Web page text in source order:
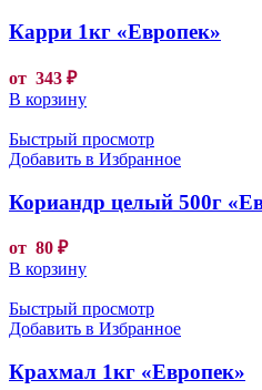
Карри 1кг «Европек»
от 343 ₽
В корзину
Быстрый просмотр
Добавить в Избранное
Кориандр целый 500г
от 80 ₽
В корзину
Быстрый просмотр
Добавить в Избранное
Крахмал 1кг «Европек»